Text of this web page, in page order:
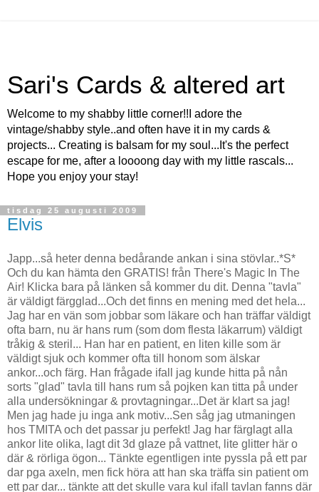
Sari's Cards & altered art
Welcome to my shabby little corner!!I adore the
vintage/shabby style..and often have it in my cards &
projects... Creating is balsam for my soul...It's the perfect
escape for me, after a loooong day with my little rascals...
Hope you enjoy your stay!
tisdag 25 augusti 2009
Elvis
Japp...så heter denna bedårande ankan i sina stövlar..*S*
Och du kan hämta den GRATIS! från There's Magic In The
Air! Klicka bara på länken så kommer du dit. Denna "tavla"
är väldigt färgglad...Och det finns en mening med det hela...
Jag har en vän som jobbar som läkare och han träffar väldigt
ofta barn, nu är hans rum (som dom flesta läkarrum) väldigt
tråkig & steril... Han har en patient, en liten kille som är
väldigt sjuk och kommer ofta till honom som älskar
ankor...och färg. Han frågade ifall jag kunde hitta på nån
sorts "glad" tavla till hans rum så pojken kan titta på under
alla undersökningar & provtagningar...Det är klart sa jag!
Men jag hade ju inga ank motiv...Sen såg jag utmaningen
hos TMITA och det passar ju perfekt! Jag har färglagt alla
ankor lite olika, lagt dit 3d glaze på vattnet, lite glitter här o
där & rörliga ögon... Tänkte egentligen inte pyssla på ett par
dar pga axeln, men fick höra att han ska träffa sin patient om
ett par dar... tänkte att det skulle vara kul ifall tavlan fanns där